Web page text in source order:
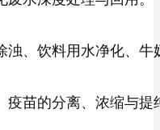
浊、饮料用水净化、牛
疫苗的分离、浓缩与提